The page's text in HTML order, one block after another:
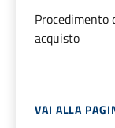
Procedimento
acquisto
VAI ALLA